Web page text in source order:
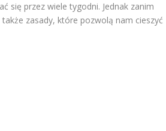
się przez wiele tygodni. Jednak zanim
zasady, które pozwolą nam cieszyć